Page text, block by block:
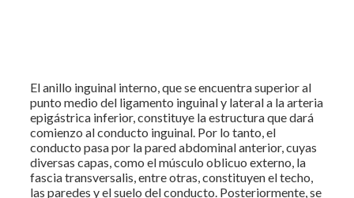
El anillo inguinal interno, que se encuentra superior al
punto medio del ligamento inguinal y lateral a la arteria
epigástrica inferior, constituye la estructura que dará
comienzo al conducto inguinal. Por lo tanto, el
conducto pasa por la pared abdominal anterior, cuyas
diversas capas, como el músculo oblicuo externo, la
fascia transversalis, entre otras, constituyen el techo,
las paredes y el suelo del conducto. Posteriormente, se